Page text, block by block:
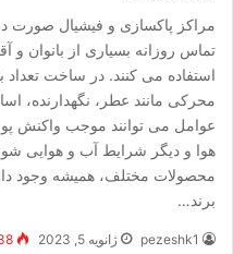
مراکز پاکسازی و فیشیال صورت
تماس روزانه بسیاری از بانوان و
استفاده می کنند. در ساخت تعداد
محرکی مانند عطر، نگهدارنده،
عوامل می توانند موجب واکنش
هوا و دیگر شرایط آب و هوایی
محصولات مختلف، همیشه وجود
برند…
pezeshk1 ژانویه 5, 2023